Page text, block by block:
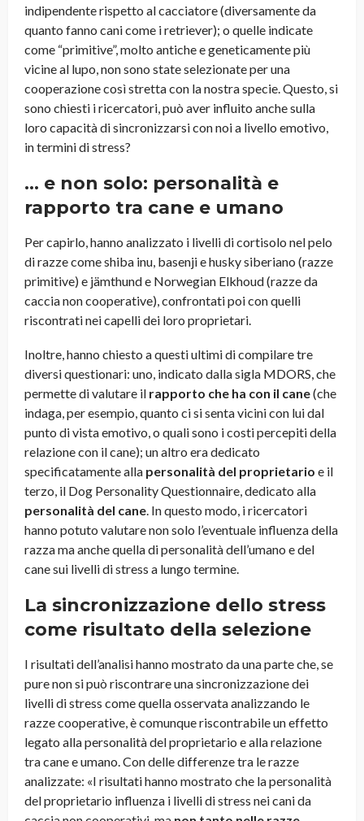
indipendente rispetto al cacciatore (diversamente da
quanto fanno cani come i retriever); o quelle indicate
come “primitive”, molto antiche e geneticamente più
vicine al lupo, non sono state selezionate per una
cooperazione così stretta con la nostra specie. Questo, si
sono chiesti i ricercatori, può aver influito anche sulla
loro capacità di sincronizzarsi con noi a livello emotivo,
in termini di stress?
… e non solo: personalità e
rapporto tra cane e umano
Per capirlo, hanno analizzato i livelli di cortisolo nel pelo
di razze come shiba inu, basenji e husky siberiano (razze
primitive) e jämthund e Norwegian Elkhoud (razze da
caccia non cooperative), confrontati poi con quelli
riscontrati nei capelli dei loro proprietari.
Inoltre, hanno chiesto a questi ultimi di compilare tre
diversi questionari: uno, indicato dalla sigla MDORS, che
permette di valutare il rapporto che ha con il cane(che
indaga, per esempio, quanto ci si senta vicini con lui dal
punto di vista emotivo, o quali sono i costi percepiti della
relazione con il cane); un altro era dedicato
specificatamente alla personalità del proprietario e il
terzo, il Dog Personality Questionnaire, dedicato alla
personalità del cane. In questo modo, i ricercatori
hanno potuto valutare non solo l’eventuale influenza della
razza ma anche quella di personalità dell’umano e del
cane sui livelli di stress a lungo termine.
La sincronizzazione dello stress
come risultato della selezione
I risultati dell’analisi hanno mostrato da una parte che, se
pure non si può riscontrare una sincronizzazione dei
livelli di stress come quella osservata analizzando le
razze cooperative, è comunque riscontrabile un effetto
legato alla personalità del proprietario e alla relazione
tra cane e umano. Con delle differenze tra le razze
analizzate: «I risultati hanno mostrato che la personalità
del proprietario influenza i livelli di stress nei cani da